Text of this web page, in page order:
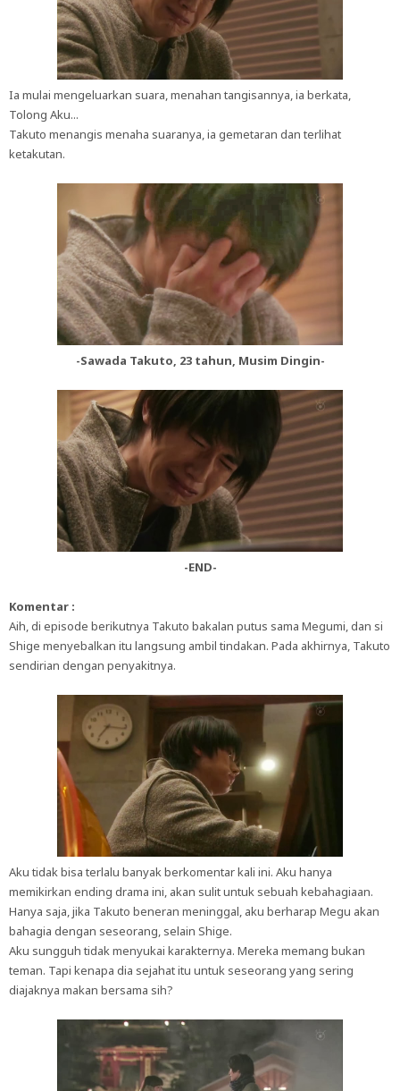
Ia mulai mengeluarkan suara, menahan tangisannya, ia berkata,
Tolong Aku...
Takuto menangis menaha suaranya, ia gemetaran dan terlihat
ketakutan.
-Sawada Takuto, 23 tahun, Musim Dingin-
-END-
Komentar :
Aih, di episode berikutnya Takuto bakalan putus sama Megumi, dan si
Shige menyebalkan itu langsung ambil tindakan. Pada akhirnya, Takuto
sendirian dengan penyakitnya.
Aku tidak bisa terlalu banyak berkomentar kali ini. Aku hanya
memikirkan ending drama ini, akan sulit untuk sebuah kebahagiaan.
Hanya saja, jika Takuto beneran meninggal, aku berharap Megu akan
bahagia dengan seseorang, selain Shige.
Aku sungguh tidak menyukai karakternya. Mereka memang bukan
teman. Tapi kenapa dia sejahat itu untuk seseorang yang sering
diajaknya makan bersama sih?